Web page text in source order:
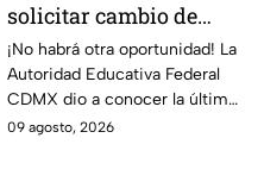
solicitar cambio de
escuela o turno en
primaria y secundaria
de CDMX
¡No habrá otra oportunidad! La
Autoridad Educativa Federal
CDMX dio a conocer la última
fecha para solicitar cambio de
09 agosto, 2026